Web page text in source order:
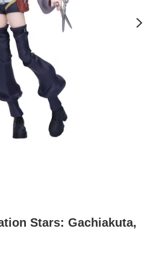
Stars: Gachiakuta,